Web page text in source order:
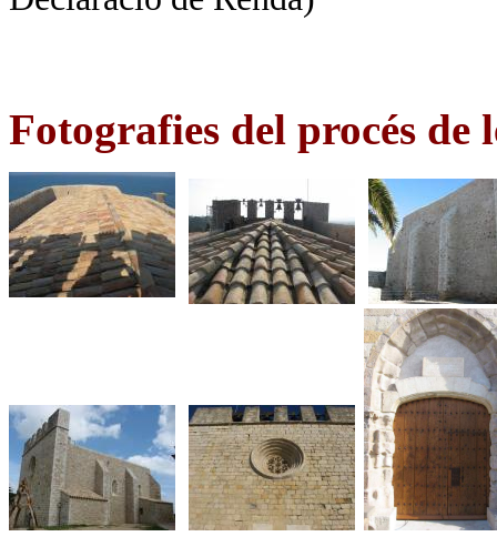
Fotografies del procés de